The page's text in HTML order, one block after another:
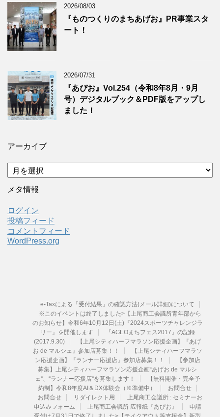
2026/08/03
『ものつくりのまちあげお』PR事業スタ
ート！
2026/07/31
『あぴお』Vol.254（令和8年8月・9月
号）デジタルブック＆PDF版をアップし
ました！
アーカイブ
ア
ー
カ
ブ
メタ情報
ログイン
投稿フィード
コメントフィード
WordPress.org
e-Taxによる「受付結果」の確認方法(メール詳細)について
※このイベントは終了しました>【上尾商工会議所青年部から
のお知らせ】令和6年10月12日(土)『2024スポーツチャレンジラ
リー』を開催します
『AGEOまちフェス2017』の記録
(2017.9.30)
【上尾シティハーフマラソン応援企画】『あげ
お de マルシェ』参加店募集！！
【上尾シティハーフマラソ
ン応援企画】『ランナー応援店』参加店募集！！
【参加店
募集】上尾シティハーフマラソン応援企画“あげお de マルシ
ェ“、“ランナー応援店“を募集します！
【無料開催・完全予
約制】令和8年度AI＆DX体験会（※準備中）
お問合せ
お問合せ
リダイレクト用
上尾商工会議所 : セミナーお
申込みフォーム
上尾商工会議所 広報紙『あぴお』
申請